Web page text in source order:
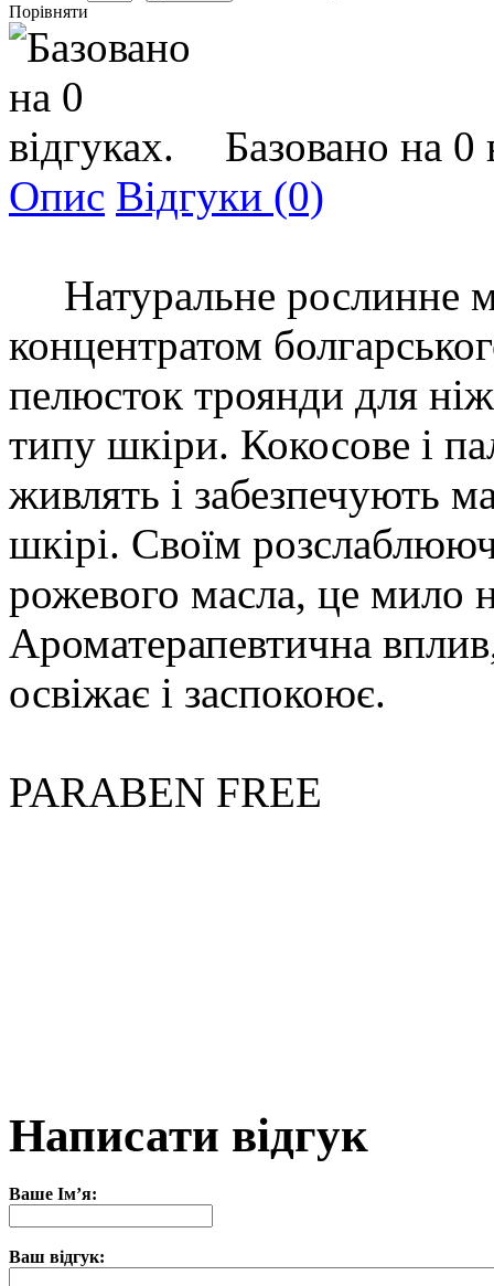
Порівняти
Базовано на 0
Опис Відгуки (0)
Натуральне рослинне
концентратом
пелюсток троянди для
типу шкіри. Кокосове і
живлять і забезпечують
шкірі. Своїм
рожевого масла, це мило
Ароматерапевтична
освіжає і заспокоює.
PARABEN FREE
Написати відгук
Ваше Ім’я:
Ваш відгук: